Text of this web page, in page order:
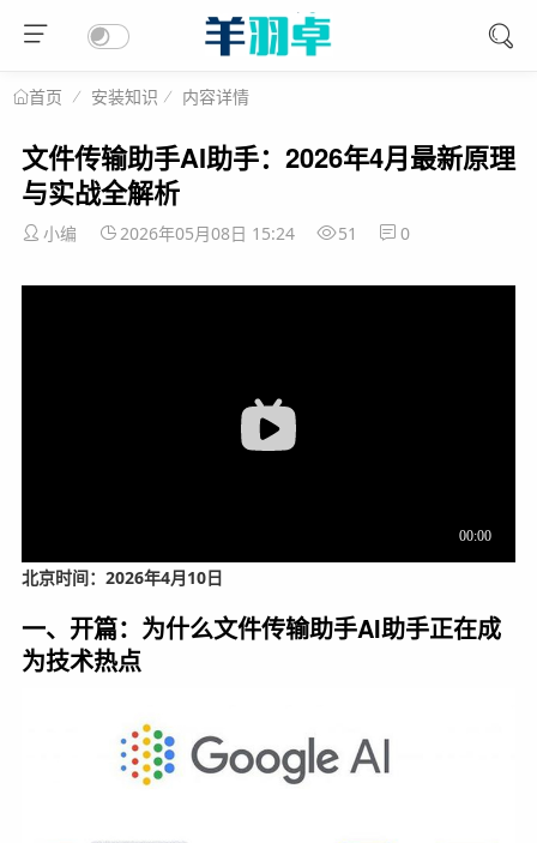
首页 安装知识 内容详情
文件传输助手AI助手：2026年4月最新原理
与实战全解析
小编 2026年05月08日 15:24 51 0
北京时间：2026年4月10日
一、开篇：为什么文件传输助手AI助手正在成
为技术热点